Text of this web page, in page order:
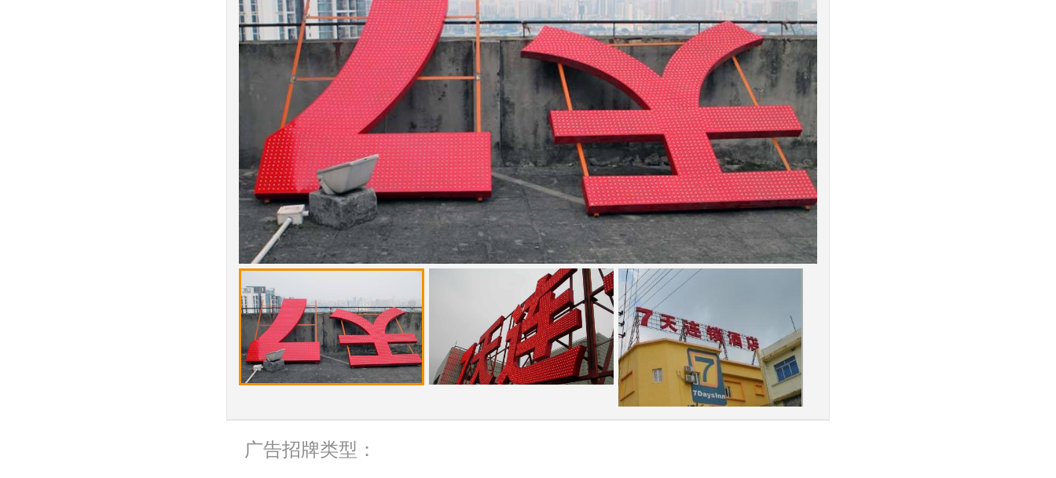
广告招牌类型：